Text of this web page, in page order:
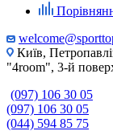
Київ,
"4room", 3-й
(097) 106 30 05
(097) 106 30 05
(044) 594 85 75